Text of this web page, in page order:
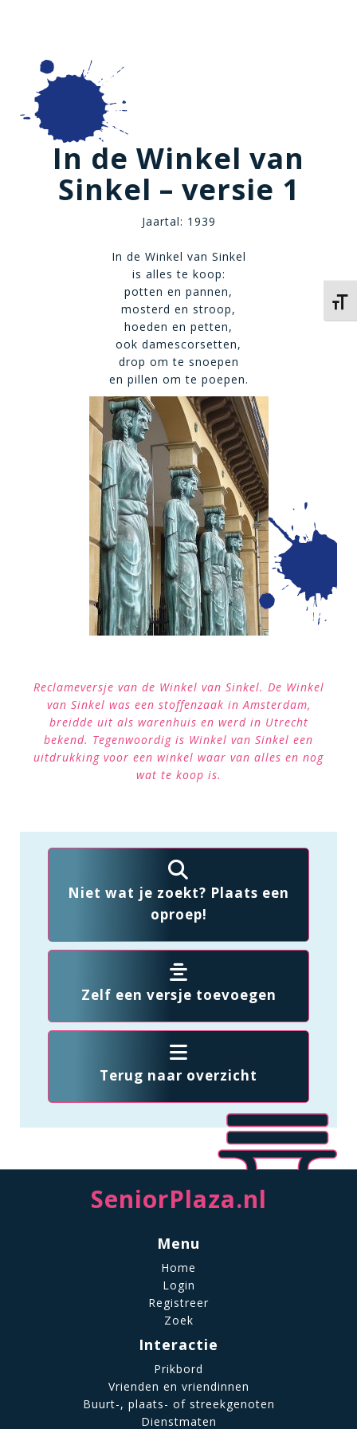
In de Winkel van
Sinkel – versie 1
Jaartal: 1939
In de Winkel van Sinkel
is alles te koop:
potten en pannen,
mosterd en stroop,
hoeden en petten,
ook damescorsetten,
drop om te snoepen
en pillen om te poepen.
Reclameversje van de Winkel van Sinkel. De Winkel
van Sinkel was een stoffenzaak in Amsterdam,
breidde uit als warenhuis en werd in Utrecht
bekend. Tegenwoordig is Winkel van Sinkel een
uitdrukking voor een winkel waar van alles en nog
wat te koop is.
Niet wat je zoekt? Plaats een
oproep!
Zelf een versje toevoegen
Terug naar overzicht
SeniorPlaza.nl
Menu
Home
Login
Registreer
Zoek
Interactie
Prikbord
Vrienden en vriendinnen
Buurt-, plaats- of streekgenoten
Dienstmaten